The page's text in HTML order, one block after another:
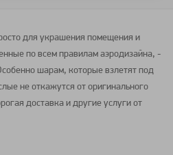
для украшения помещения и
по всем правилам аэродизайна, -
шарам, которые взлетят под
не откажутся от оригинального
доставка и другие услуги от